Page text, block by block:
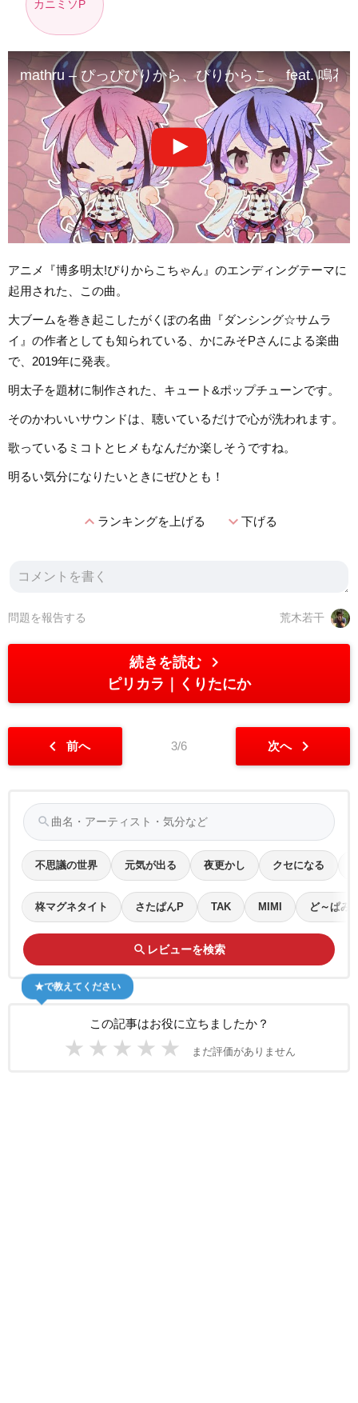
カニミソP
mathru – ぴっぴぴりから、ぴりからこ。 feat. 鳴花
アニメ『博多明太!ぴりからこちゃん』のエンディングテーマに
起用された、この曲。
大ブームを巻き起こしたがくぽの名曲『ダンシング☆サムラ
イ』の作者としても知られている、かにみそPさんによる楽曲
で、2019年に発表。
明太子を題材に制作された、キュート&ポップチューンです。
そのかわいいサウンドは、聴いているだけで心が洗われます。
歌っているミコトとヒメもなんだか楽しそうですね。
明るい気分になりたいときにぜひとも！
expand_lessランキングを上げる expand_more下げる
荒木若干
問題を報告する
続きを読む chevron_right
ピリカラ くりたにか
chevron_left 前へ 3/6 次へ chevron_right
search
不思議の世界 元気が出る 夜更かし クセになる
柊マグネタイト さたぱんP TAK MIMI ど～ぱみ
search レビューを検索
この記事はお役に立ちましたか？
★ ★ ★ ★ ★ まだ評価がありません
★で教えてください